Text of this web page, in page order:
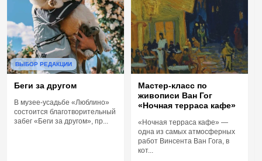
ВЫБОР РЕДАКЦИИ
Беги за другом
В музее-усадьбе «Люблино»
состоится благотворительный
забег «Беги за другом», пр...
Мастер-класс по
живописи Ван Гог
«Ночная терраса кафе»
«Ночная терраса кафе» —
одна из самых атмосферных
работ Винсента Ван Гога, в
кот...